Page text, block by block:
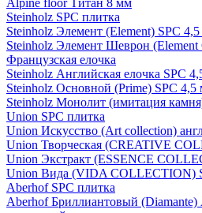
Alpine floor Титан 8 мм
Steinholz SPC плитка
Steinholz Элемент (Element) SPC
Steinholz Элемент Шеврон
Французская елочка
Steinholz Английская елочка SPC
Steinholz Основной (Prime) SPC 4,5
Steinholz Монолит (имитация
Union SPC плитка
Union Искусство (Art collection)
Union Творческая (CREATIVE
Union Экстракт (ESSENCE
Union Вида (VIDA COLLECTION)
Aberhof SPC плитка
Aberhof Бриллиантовый (Diamante)